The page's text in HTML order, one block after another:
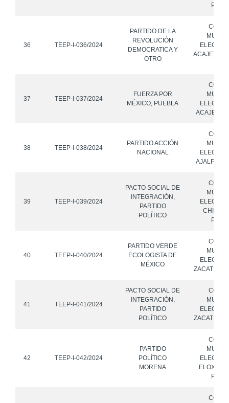
36 TEEP-I-036/2024
PARTIDO DE LA
REVOLUCIÓN
DEMOCRATICA Y
OTRO
ACAJETE,
37 TEEP-I-037/2024
FUERZA POR
MÉXICO, PUEBLA
ACAJETE,
38 TEEP-I-038/2024
PARTIDO ACCIÓN
NACIONAL
AJALPAN,
39 TEEP-I-039/2024
PACTO SOCIAL DE
INTEGRACIÓN,
PARTIDO
POLÍTICO
40 TEEP-I-040/2024
PARTIDO VERDE
ECOLOGISTA DE
MÉXICO
ZACATLÁN,
41 TEEP-I-041/2024
PACTO SOCIAL DE
INTEGRACIÓN,
PARTIDO
POLÍTICO
ZACATLÁN,
42 TEEP-I-042/2024
PARTIDO
POLÍTICO
MORENA